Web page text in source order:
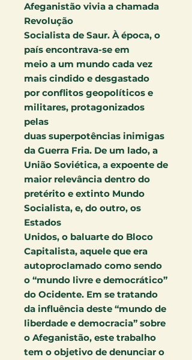
Afeganistão vivia a chamada
Revolução
Socialista de Saur. À época, o
país encontrava-se em
meio a um mundo cada vez
mais cindido e desgastado
por conflitos geopolíticos e
militares, protagonizados
pelas
duas superpotências inimigas
da Guerra Fria. De um lado, a
União Soviética, a expoente de
maior relevância dentro do
pretérito e extinto Mundo
Socialista, e, do outro, os
Estados
Unidos, o baluarte do Bloco
Capitalista, aquele que era
autoproclamado como sendo
o “mundo livre e democrático”
do Ocidente. Em se tratando
da influência deste “mundo de
liberdade e democracia” sobre
o Afeganistão, este trabalho
tem o objetivo de denunciar o